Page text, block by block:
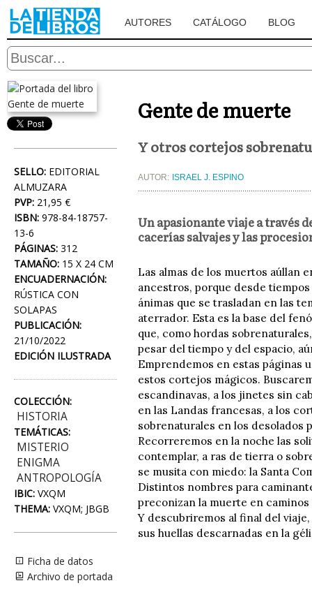
AUTORES CATÁLOGO BLOG
SELLO: EDITORIAL
ALMUZARA
PVP: 21,95 €
ISBN: 978-84-18757-
13-6
PÁGINAS: 312
TAMAÑO: 15 X 24 CM
ENCUADERNACIÓN:
RÚSTICA CON
SOLAPAS
PUBLICACIÓN:
21/10/2022
EDICIÓN ILUSTRADA
COLECCIÓN:
HISTORIA
TEMÁTICAS:
MISTERIO
ENIGMA
ANTROPOLOGÍA
IBIC: VXQM
THEMA: VXQM; JBGB
Ficha de datos
Archivo de portada
Gente de muerte
Y otros cortejos
AUTOR: ISRAEL J. ESPINO
Un apasionante viaje a través
cacerías salvajes y las
Las almas de los muertos aúllan
ancestros, porque desde
ánimas que se trasladan en las
aterrador. Esta es la base del
que, como hordas
pesar del tiempo y del espacio,
Emprendemos en estas páginas
estos cortejos mágicos.
escandinavas, a los jinetes sin
en las Landas francesas, a los
sobrenaturales en los desolados
Recorreremos en la noche las
contemplar, a ras de tierra o
se musita con miedo: la Santa
Distintos nombres para
preconizan la muerte en
Y descubriremos al final del
sus huellas descarnadas en la